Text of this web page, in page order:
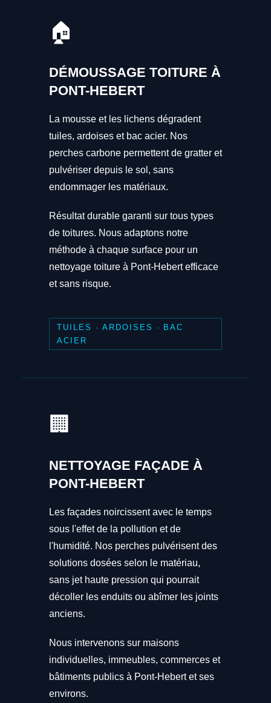
🏠
DÉMOUSSAGE TOITURE À
PONT-HEBERT
La mousse et les lichens dégradent
tuiles, ardoises et bac acier. Nos
perches carbone permettent de gratter et
pulvériser depuis le sol, sans
endommager les matériaux.
Résultat durable garanti sur tous types
de toitures. Nous adaptons notre
méthode à chaque surface pour un
nettoyage toiture à Pont-Hebert efficace
et sans risque.
TUILES · ARDOISES · BAC
ACIER
🏢
NETTOYAGE FAÇADE À
PONT-HEBERT
Les façades noircissent avec le temps
sous l'effet de la pollution et de
l'humidité. Nos perches pulvérisent des
solutions dosées selon le matériau,
sans jet haute pression qui pourrait
décoller les enduits ou abîmer les joints
anciens.
Nous intervenons sur maisons
individuelles, immeubles, commerces et
bâtiments publics à Pont-Hebert et ses
environs.